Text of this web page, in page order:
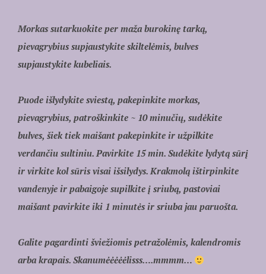
Morkas sutarkuokite per maža burokinę tarką,
pievagrybius supjaustykite skiltelėmis, bulves
supjaustykite kubeliais.
Puode išlydykite sviestą, pakepinkite morkas,
pievagrybius, patroškinkite ~ 10 minučių, sudėkite
bulves, šiek tiek maišant pakepinkite ir užpilkite
verdančiu sultiniu. Pavirkite 15 min. Sudėkite lydytą sūrį
ir virkite kol sūris visai išsilydys. Krakmolą ištirpinkite
vandenyje ir pabaigoje supilkite į sriubą, pastoviai
maišant pavirkite iki 1 minutės ir sriuba jau paruošta.
Galite pagardinti šviežiomis petražolėmis, kalendromis
arba krapais. Skanumėėėėėlisss….mmmm…